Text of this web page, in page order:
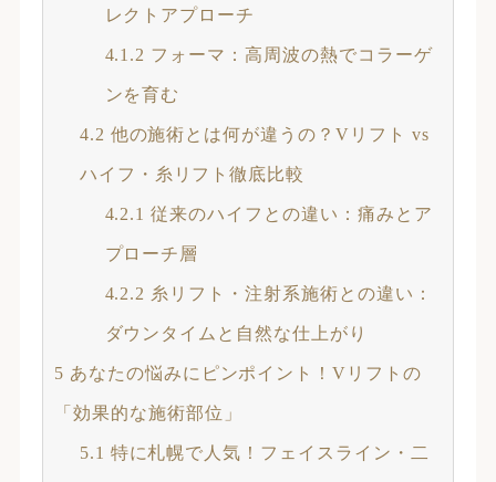
レクトアプローチ
4.1.2 フォーマ：高周波の熱でコラーゲ
ンを育む
4.2 他の施術とは何が違うの？Vリフト vs
ハイフ・糸リフト徹底比較
4.2.1 従来のハイフとの違い：痛みとア
プローチ層
4.2.2 糸リフト・注射系施術との違い：
ダウンタイムと自然な仕上がり
5 あなたの悩みにピンポイント！Vリフトの
「効果的な施術部位」
5.1 特に札幌で人気！フェイスライン・二